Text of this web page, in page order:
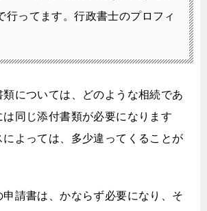
行ってます。行政書士のプロフィ
については、
どのような相続であ
は同じ添付書類が必要になります
によっては、多少違ってくることが
申請書は、かならず必要になり、そ